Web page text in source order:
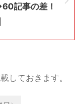
記事の差！
しておきます。